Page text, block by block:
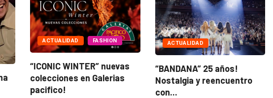
TEATRO
“LOS 39 ESCALONES” una
comedia de enredos...
ACTUALIDAD FASHION
“ICONIC WINTER” nuevas
colecciones en Galerias
pacifico!